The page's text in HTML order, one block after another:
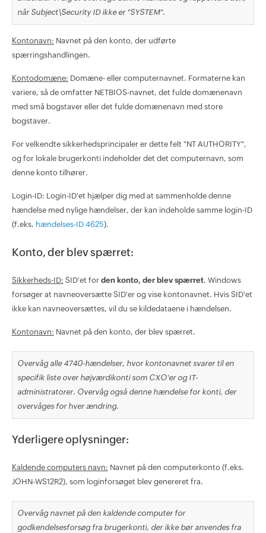
når Subject\Security ID ikke er "SYSTEM".
Kontonavn: Navnet på den konto, der udførte
spærringshandlingen.
Kontodomæne: Domæne- eller computernavnet. Formaterne kan
variere, så de omfatter NETBIOS-navnet, det fulde domænenavn
med små bogstaver eller det fulde domænenavn med store
bogstaver.
For velkendte sikkerhedsprincipaler er dette felt "NT AUTHORITY",
og for lokale brugerkonti indeholder det det computernavn, som
denne konto tilhører.
Login-ID: Login-ID'et hjælper dig med at sammenholde denne
hændelse med nylige hændelser, der kan indeholde samme login-ID
(f.eks. hændelses-ID 4625).
Konto, der blev spærret:
Sikkerheds-ID: SID'et for den konto, der blev spærret. Windows
forsøger at navneoversætte SID'er og vise kontonavnet. Hvis SID'et
ikke kan navneoversættes, vil du se kildedataene i hændelsen.
Kontonavn: Navnet på den konto, der blev spærret.
Overvåg alle 4740-hændelser, hvor kontonavnet svarer til en
specifik liste over højværdikonti som CXO'er og IT-
administratorer. Overvåg også denne hændelse for konti, der
overvåges for hver ændring.
Yderligere oplysninger:
Kaldende computers navn: Navnet på den computerkonto (f.eks.
JOHN-WS12R2), som loginforsøget blev genereret fra.
Overvåg navnet på den kaldende computer for
godkendelsesforsøg fra brugerkonti, der ikke bør anvendes fra